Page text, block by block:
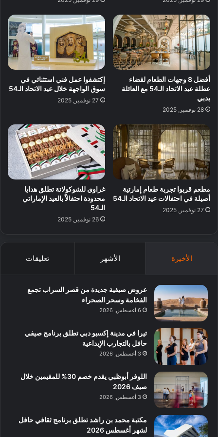
أفضل 8 وجهات الطعام لقضاء
عطلة عيد الاتحاد الـ54 مع العائلة
بدبي
28 نوفمبر, 2025
إكتشفوا عمل فني استثنائي في
سوق الواجهة خلال عيد الاتحاد الـ54
27 نوفمبر, 2025
مطعم قربوا تجربة طعام إمارتية
أصيلة في احتفالات عيد الاتحاد الـ54
27 نوفمبر, 2025
غراوي للشوكولاتة تطلق هدايا
محدودة احتفالاً بالعيد الإماراتي
الـ54
26 نوفمبر, 2025
الأخيرة الأشهر تعليقات
عروض صيفية جديدة من قصر السراب تجمع
الفخامة وسحر الصحراء
6 أغسطس, 2026
تيرا في مدينة إكسبو دبي تطلق برنامج صيفي
حافل بالتجارب الإبداعية
3 أغسطس, 2026
اللوفر أبوظبي يقدم خصم 30% للمقيمين خلال
صيف 2026
3 أغسطس, 2026
مكتبة محمد بن راشد تطلق برنامج ثقافي حافل
لشهر أغسطس 2026